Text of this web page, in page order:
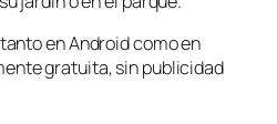
en Android como en
gratuita, sin publicidad